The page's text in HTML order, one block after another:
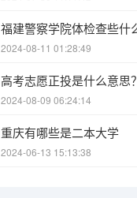
2024-08-11 01:28:49
高考志愿正投是什么意思？
2024-08-09 06:24:14
重庆有哪些是二本大学
2024-06-13 15:13:38